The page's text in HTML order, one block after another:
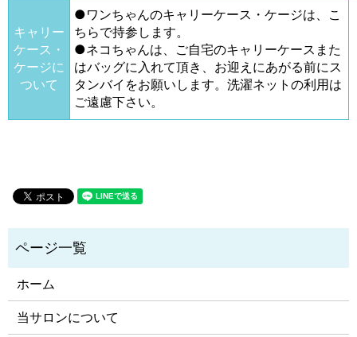
キャリー
ケース・
ケージに
ついて
●ワンちゃんのキャリーケース・ケージは、こ
ちらで持参します。
●ネコちゃんは、ご自宅のキャリーケースまた
はバッグに入れて頂き、お迎えにあがる前にス
タンバイをお願いします。洗濯ネットの利用は
ご遠慮下さい。
ホーム
当サロンについて